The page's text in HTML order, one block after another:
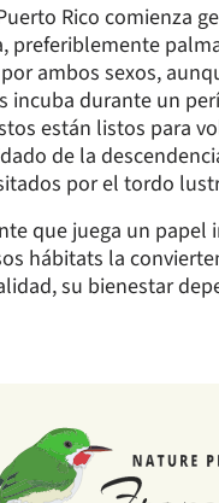
Rico comienza
preferiblemente
ambos sexos,
durante un
están listos para
de la
por el tordo
que juega un
hábitats la
su bienestar